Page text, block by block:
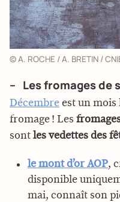
© A. ROCHE / A. BRETIN /
– Les fromages de
Décembre est un mois
fromage ! Les
sont les vedettes des
le mont d’or AOP,
disponible
mai, connaît son